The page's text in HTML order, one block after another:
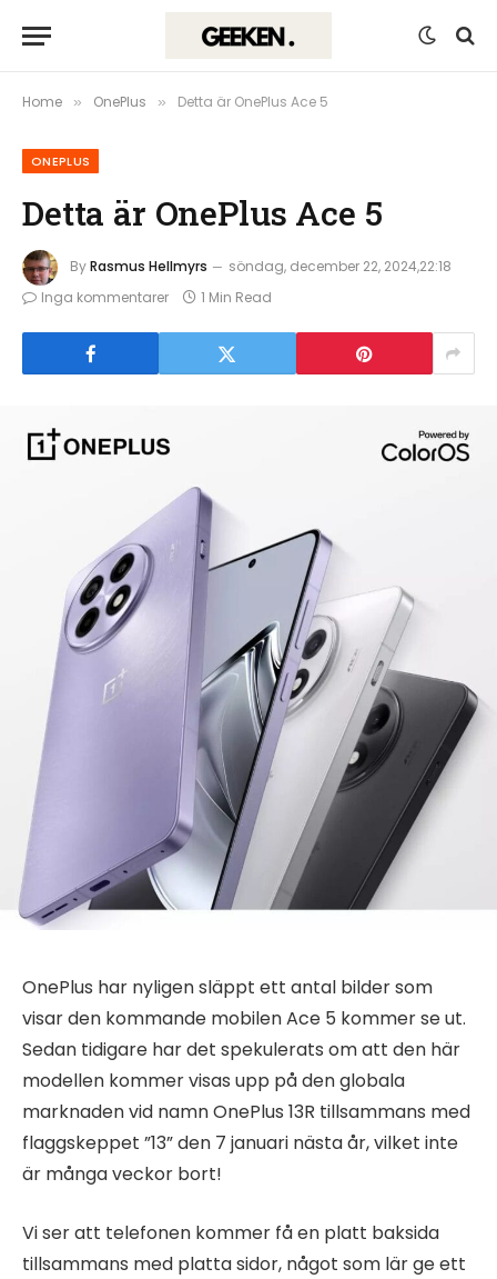
Home » OnePlus » Detta är OnePlus Ace 5
ONEPLUS
Detta är OnePlus Ace 5
ByRasmus Hellmyrs
söndag, december 22, 2024,22:18
Inga kommentarer
1 Min Read
OnePlus har nyligen släppt ett antal bilder som
visar den kommande mobilen Ace 5 kommer se ut.
Sedan tidigare har det spekulerats om att den här
modellen kommer visas upp på den globala
marknaden vid namn OnePlus 13R tillsammans med
flaggskeppet ”13” den 7 januari nästa år, vilket inte
är många veckor bort!
Vi ser att telefonen kommer få en platt baksida
tillsammans med platta sidor, något som lär ge ett